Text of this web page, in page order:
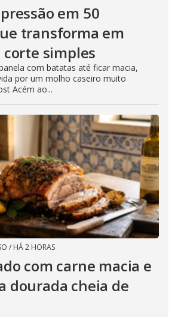
em 50
transforma em
simples
com batatas até ficar macia,
por um molho caseiro muito
Acém ao...
/ HÁ 2 HORAS
com carne macia e
dourada cheia de